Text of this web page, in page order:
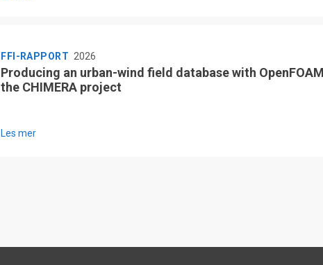
FFI-RAPPORT 2026
Producing an urban-wind field database with
the CHIMERA project
Les mer